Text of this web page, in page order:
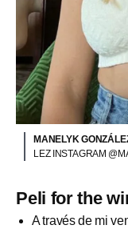
MANELYK
LEZ INSTAGRAM
Peli for the
A través de mi